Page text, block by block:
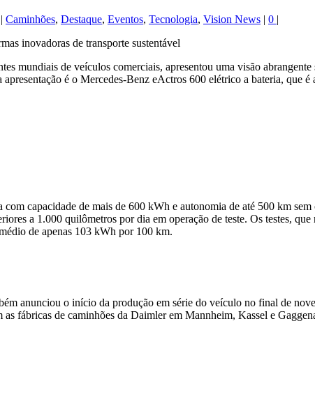
| Caminhões, Destaque, Eventos, Tecnologia, Vision News | 0 |
mundiais de veículos comerciais, apresentou uma visão
é o Mercedes-Benz eActros 600 elétrico a bateria, que
capacidade de mais de 600 kWh e autonomia de até 500 km
a 1.000 quilômetros por dia em operação de teste. Os testes,
de apenas 103 kWh por 100 km.
anunciou o início da produção em série do veículo no final de
fábricas de caminhões da Daimler em Mannheim, Kassel e